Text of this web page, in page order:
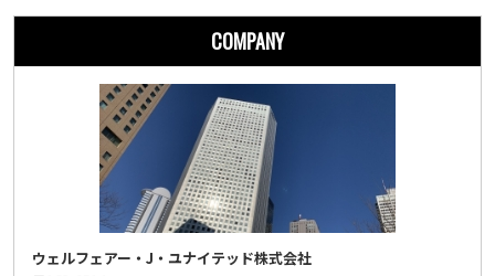
COMPANY
ウェルフェアー・J・ユナイテッド株式会社